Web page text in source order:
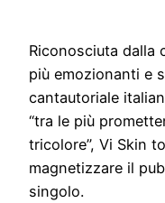
Riconosciuta dalla
più emozionanti e
cantautoriale
“tra le più
tricolore”, Vi Skin
magnetizzare il
singolo.